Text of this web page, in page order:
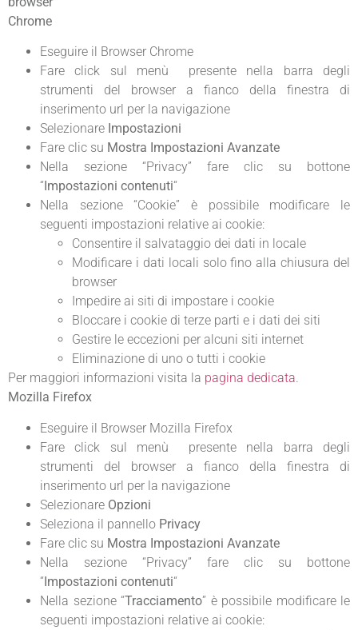
Chrome
Eseguire il Browser Chrome
Fare click sul menù presente nella barra degli
strumenti del browser a fianco della finestra di
inserimento url per la navigazione
Selezionare Impostazioni
Fare clic su Mostra Impostazioni Avanzate
Nella sezione “Privacy” fare clic su bottone
“ Impostazioni contenuti“
Nella sezione “Cookie” è possibile modificare le
seguenti impostazioni relative ai cookie:
Consentire il salvataggio dei dati in locale
Modificare i dati locali solo fino alla chiusura del
browser
Impedire ai siti di impostare i cookie
Bloccare i cookie di terze parti e i dati dei siti
Gestire le eccezioni per alcuni siti internet
Eliminazione di uno o tutti i cookie
Per maggiori informazioni visita la pagina dedicata.
Mozilla Firefox
Eseguire il Browser Mozilla Firefox
Fare click sul menù presente nella barra degli
strumenti del browser a fianco della finestra di
inserimento url per la navigazione
Selezionare Opzioni
Seleziona il pannello Privacy
Fare clic su Mostra Impostazioni Avanzate
Nella sezione “Privacy” fare clic su bottone
“Impostazioni contenuti“
Nella sezione “Tracciamento” è possibile modificare le
seguenti impostazioni relative ai cookie: